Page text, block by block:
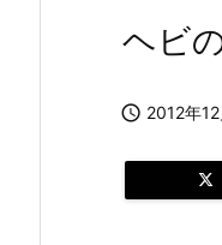
ヘビ
 2012年